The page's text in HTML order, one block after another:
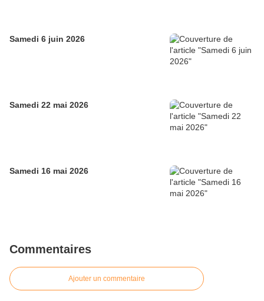
Samedi 6 juin 2026
Samedi 22 mai 2026
Samedi 16 mai 2026
Commentaires
Ajouter un commentaire